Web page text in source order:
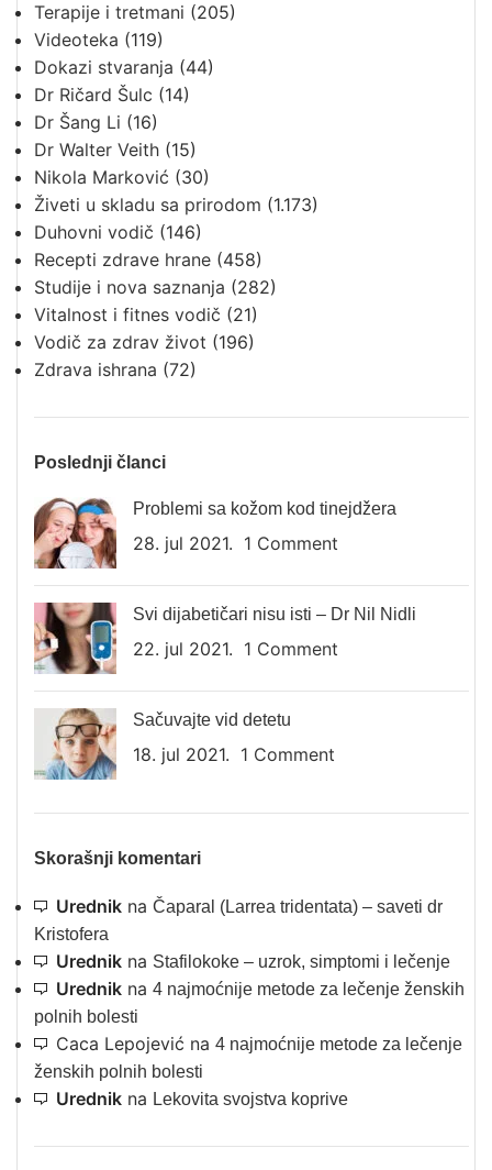
Terapije i tretmani (205)
Videoteka (119)
Dokazi stvaranja (44)
Dr Ričard Šulc (14)
Dr Šang Li (16)
Dr Walter Veith (15)
Nikola Marković (30)
Živeti u skladu sa prirodom (1.173)
Duhovni vodič (146)
Recepti zdrave hrane (458)
Studije i nova saznanja (282)
Vitalnost i fitnes vodič (21)
Vodič za zdrav život (196)
Zdrava ishrana (72)
Poslednji članci
Problemi sa kožom kod tinejdžera
28. jul 2021. 1 Comment
Svi dijabetičari nisu isti – Dr Nil Nidli
22. jul 2021. 1 Comment
Sačuvajte vid detetu
18. jul 2021. 1 Comment
Skorašnji komentari
Urednik na Čaparal (Larrea tridentata) – saveti dr
Kristofera
Urednik na Stafilokoke – uzrok, simptomi i lečenje
Urednik na 4 najmoćnije metode za lečenje ženskih
polnih bolesti
Caca Lepojević na 4 najmoćnije metode za lečenje
ženskih polnih bolesti
Urednik na Lekovita svojstva koprive